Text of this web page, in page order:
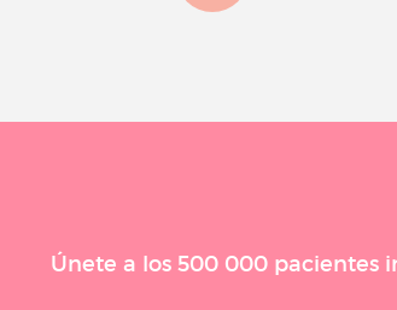
Únete a los 500 000 pacientes